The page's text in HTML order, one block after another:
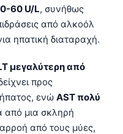
60 U/L, συνήθως
από αλκοόλ
ηπατική διαταραχή.
μεγαλύτερη από
προς
ενώ AST πολύ
από μια σκληρή
από τους μύες,